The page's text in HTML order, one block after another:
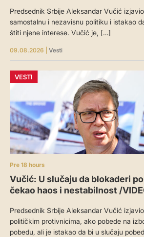
Predsednik Srbije Aleksandar Vučić
samostalnu i nezavisnu politiku i istakao
štiti njene interese. Vučić je, […]
09.08.2026 Vesti
Pre 18 hours
VESTI
Vučić: U slučaju da blokaderi
čekao haos i nestabilnost /
Predsednik Srbije Aleksandar Vučić
političkim protivnicima, ako pobede na
pobedu, ali je istakao da bi u slučaju